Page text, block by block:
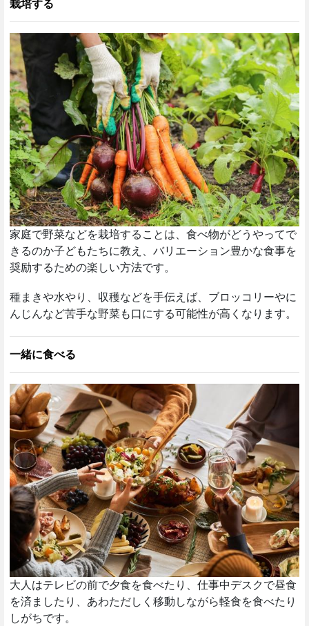
栽培する
家庭で野菜などを栽培することは、食べ物がどうやってで
きるのか子どもたちに教え、バリエーション豊かな食事を
奨励するための楽しい方法です。
種まきや水やり、収穫などを手伝えば、ブロッコリーやに
んじんなど苦手な野菜も口にする可能性が高くなります。
一緒に食べる
大人はテレビの前で夕食を食べたり、仕事中デスクで昼食
を済ましたり、あわただしく移動しながら軽食を食べたり
しがちです。